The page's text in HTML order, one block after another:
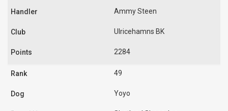
Ammy Steen
Ulricehamns BK
2284
49
Yoyo